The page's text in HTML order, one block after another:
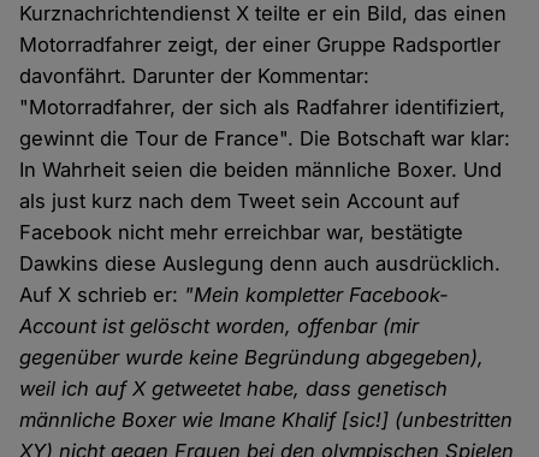
Kurznachrichtendienst X teilte er ein Bild, das einen
Motorradfahrer zeigt, der einer Gruppe Radsportler
davonfährt. Darunter der Kommentar:
"Motorradfahrer, der sich als Radfahrer identifiziert,
gewinnt die Tour de France". Die Botschaft war klar:
In Wahrheit seien die beiden männliche Boxer. Und
als just kurz nach dem Tweet sein Account auf
Facebook nicht mehr erreichbar war, bestätigte
Dawkins diese Auslegung denn auch ausdrücklich.
Auf X schrieb er: "Mein kompletter Facebook-
Account ist gelöscht worden, offenbar (mir
gegenüber wurde keine Begründung abgegeben),
weil ich auf X getweetet habe, dass genetisch
männliche Boxer wie Imane Khalif [sic!] (unbestritten
XY) nicht gegen Frauen bei den olympischen Spielen